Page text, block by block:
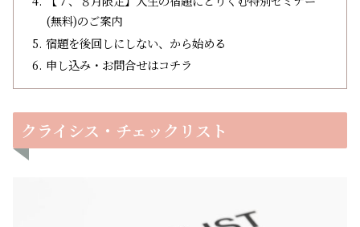
(無料)のご案内
宿題を後回しにしない、から始める
申し込み・お問合せはコチラ
クライシス・チェックリスト